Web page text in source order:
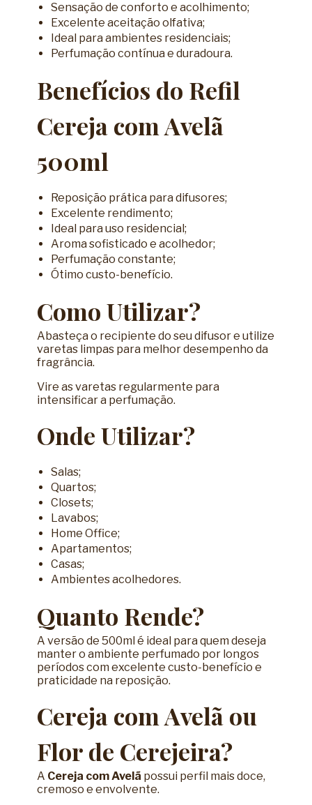
Sensação de conforto e acolhimento;
Excelente aceitação olfativa;
Ideal para ambientes residenciais;
Perfumação contínua e duradoura.
Benefícios do Refil
Cereja com Avelã
500ml
Reposição prática para difusores;
Excelente rendimento;
Ideal para uso residencial;
Aroma sofisticado e acolhedor;
Perfumação constante;
Ótimo custo-benefício.
Como Utilizar?
Abasteça o recipiente do seu difusor e utilize
varetas limpas para melhor desempenho da
fragrância.
Vire as varetas regularmente para
intensificar a perfumação.
Onde Utilizar?
Salas;
Quartos;
Closets;
Lavabos;
Home Office;
Apartamentos;
Casas;
Ambientes acolhedores.
Quanto Rende?
A versão de 500ml é ideal para quem deseja
manter o ambiente perfumado por longos
períodos com excelente custo-benefício e
praticidade na reposição.
Cereja com Avelã ou
Flor de Cerejeira?
A Cereja com Avelã possui perfil mais doce,
cremoso e envolvente.